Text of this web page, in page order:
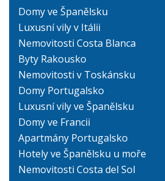
Domy ve Španělsku
Luxusní vily v Itálii
Nemovitosti Costa Blanca
Byty Rakousko
Nemovitosti v Toskánsku
Domy Portugalsko
Luxusní vily ve Španělsku
Domy ve Francii
Apartmány Portugalsko
Hotely ve Španělsku u moře
Nemovitosti Costa del Sol